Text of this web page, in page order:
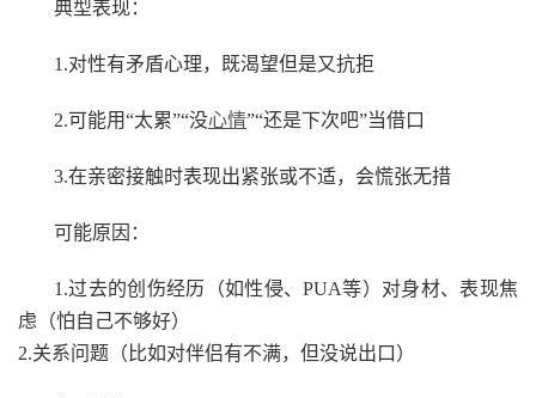
典型表现：
1.对性有矛盾心理，既渴望但是又抗拒
2.可能用“太累”“没心情”“还是下次吧”当借口
3.在亲密接触时表现出紧张或不适，会慌张无措
可能原因：
1.过去的创伤经历（如性侵、PUA等）对身材、表现焦
虑（怕自己不够好）
2.关系问题（比如对伴侣有不满，但没说出口）